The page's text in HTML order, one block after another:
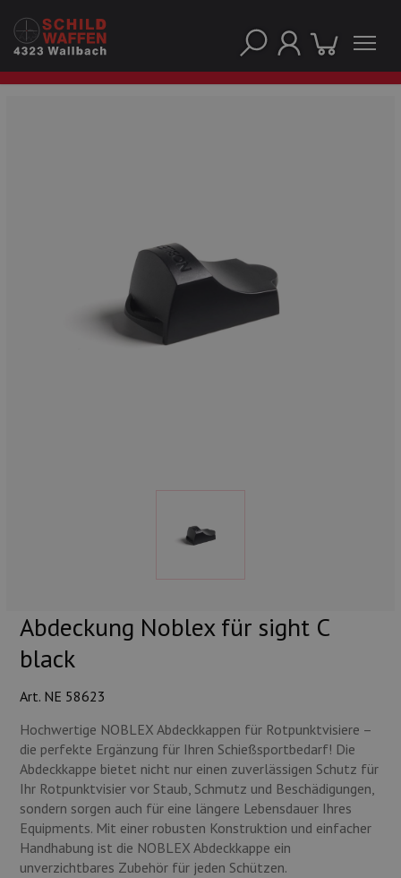
Abdeckung Noblex für sight C
black
Art. NE 58623
Hochwertige NOBLEX Abdeckkappen für Rotpunktvisiere –
die perfekte Ergänzung für Ihren Schießsportbedarf! Die
Abdeckkappe bietet nicht nur einen zuverlässigen Schutz für
Ihr Rotpunktvisier vor Staub, Schmutz und Beschädigungen,
sondern sorgen auch für eine längere Lebensdauer Ihres
Equipments. Mit einer robusten Konstruktion und einfacher
Handhabung ist die NOBLEX Abdeckkappe ein
unverzichtbares Zubehör für jeden Schützen.